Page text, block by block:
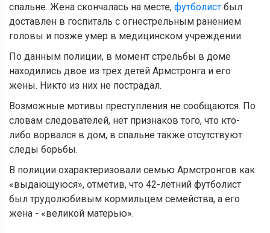
спальне. Жена скончалась на месте, футболист был
доставлен в госпиталь с огнестрельным ранением
головы и позже умер в медицинском учреждении.
По данным полиции, в момент стрельбы в доме
находились двое из трех детей Армстронга и его
жены. Никто из них не пострадал.
Возможные мотивы преступления не сообщаются. По
словам следователей, нет признаков того, что кто-
либо ворвался в дом, в спальне также отсутствуют
следы борьбы.
В полиции охарактеризовали семью Армстронгов как
«выдающуюся», отметив, что 42-летний футболист
был трудолюбивым кормильцем семейства, а его
жена - «великой матерью».